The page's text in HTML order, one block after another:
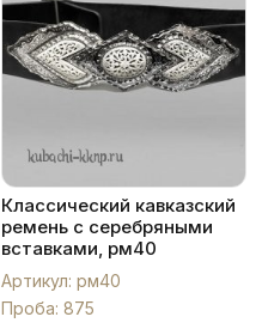
Классический кавказский
ремень с серебряными
вставками, рм40
Артикул: рм40
Проба: 875